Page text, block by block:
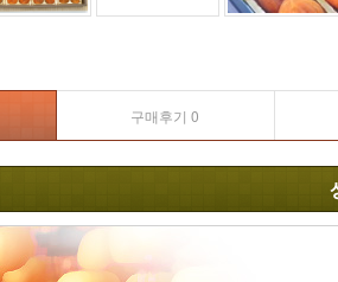
구매후기 0